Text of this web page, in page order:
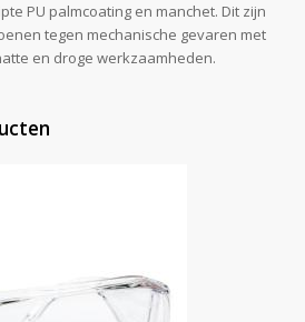
PU palmcoating en manchet. Dit zijn
tegen mechanische gevaren met
en droge werkzaamheden.